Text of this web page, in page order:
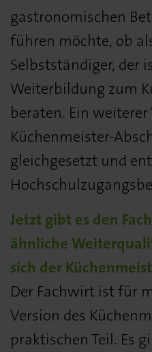
gastronomischen
führen möchte, ob
Selbstständiger, der
Weiterbildung zum
beraten. Ein
Küchenmeister-
gleichgesetzt und
Jetzt gibt es den
ähnliche
sich der
Der Fachwirt ist für
Version des
praktischen Teil. Es